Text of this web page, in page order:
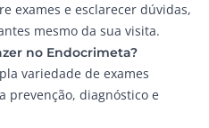
exames e esclarecer dúvidas,
mesmo da sua visita.
no Endocrimeta?
variedade de exames
prevenção, diagnóstico e